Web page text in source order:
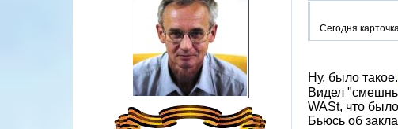
Сегодня
Ну, было такое.
Видел
WASt, что
Бьюсь об